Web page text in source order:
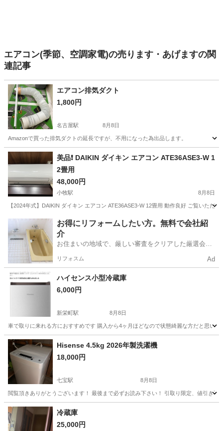
エアコン(季節、空調家電)の売ります・あげますの関
連記事
エアコン排気ダクト
1,800円
名古屋駅 8月8日
Amazonで買った排気ダクトの延長ですが、不用になった為出品します。
愛知 名古屋市 名古屋駅 季節、空調家電
美品❗️ DAIKIN ダイキン エアコン ATE36ASE3-W 1
2畳用
48,000円
小牧駅 8月8日
【2024年式】DAIKIN ダイキン エアコン ATE36ASE3-W 12畳用 動作良好 ご覧いた
小牧市 小牧駅 季節、空調家電
お得にリフォームしたい方。無料で会社紹
介
お住まいの地域で、厳しい審査をクリアした厳選会社
リフォスム Ad
ハイセンス小型冷蔵庫
6,000円
新栄町駅 8月8日
車で取りに来れる方におすすめです 購入から4ヶ月ほどなので状態綺麗な方だと思い
愛知 名古屋市 キッチン家電 ハイセンス
Hisense 4.5kg 2026年製洗濯機
18,000円
七宝駅 8月8日
閲覧頂きありがとうございます！ 最後まで必ずお読み下さい！ 引取り限定、値引き
愛知 あま市 七宝駅
冷蔵庫
25,000円